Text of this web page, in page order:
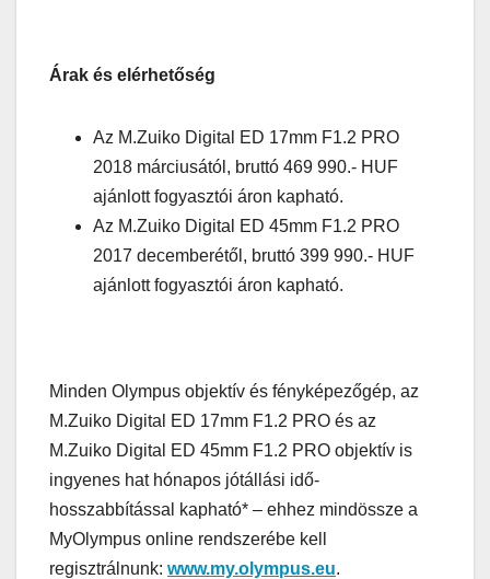
Árak és elérhetőség
Az M.Zuiko Digital ED 17mm F1.2 PRO
2018 márciusától, bruttó 469 990.- HUF
ajánlott fogyasztói áron kapható.
Az M.Zuiko Digital ED 45mm F1.2 PRO
2017 decemberétől, bruttó 399 990.- HUF
ajánlott fogyasztói áron kapható.
Minden Olympus objektív és fényképezőgép, az
M.Zuiko Digital ED 17mm F1.2 PRO és az
M.Zuiko Digital ED 45mm F1.2 PRO objektív is
ingyenes hat hónapos jótállási idő-
hosszabbítással kapható* – ehhez mindössze a
MyOlympus online rendszerébe kell
regisztrálnunk: www.my.olympus.eu.